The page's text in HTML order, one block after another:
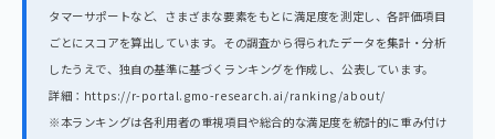
タマーサポートなど、さまざまな要素をもとに満足度を測定し、各評価項目
ごとにスコアを算出しています。その調査から得られたデータを集計・分析
したうえで、独自の基準に基づくランキングを作成し、公表しています。
詳細：https://r-portal.gmo-research.ai/ranking/about/
※本ランキングは各利用者の重視項目や総合的な満足度を統計的に重み付け